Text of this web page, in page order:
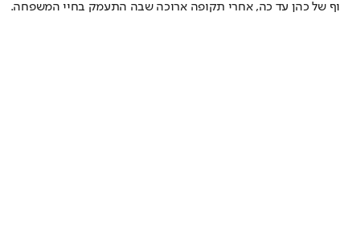
של כהן עד כה, אחרי תקופה ארוכה שבה התעמק בחיי המשפחה.